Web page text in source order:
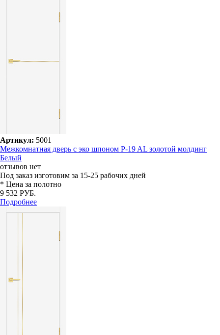
Артикул: 5001
Межкомнатная дверь с эко шпоном P-19 AL золотой молдинг
Белый
отзывов нет
Под заказ изготовим за 15-25 рабочих дней
* Цена за полотно
9 532 РУБ.
Подробнее